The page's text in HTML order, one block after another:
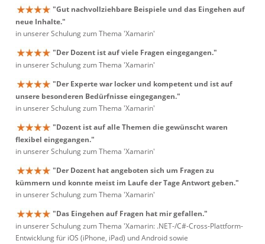
"Gut nachvollziehbare Beispiele und das Eingehen auf
neue Inhalte."
in unserer Schulung zum Thema 'Xamarin'
"Der Dozent ist auf viele Fragen eingegangen."
in unserer Schulung zum Thema 'Xamarin'
"Der Experte war locker und kompetent und ist auf
unsere besonderen Bedürfnisse eingegangen."
in unserer Schulung zum Thema 'Xamarin'
"Dozent ist auf alle Themen die gewünscht waren
flexibel eingegangen."
in unserer Schulung zum Thema 'Xamarin'
"Der Dozent hat angeboten sich um Fragen zu
kümmern und konnte meist im Laufe der Tage Antwort geben."
in unserer Schulung zum Thema 'Xamarin'
"Das Eingehen auf Fragen hat mir gefallen."
in unserer Schulung zum Thema 'Xamarin: .NET-/C#-Cross-Plattform-
Entwicklung für iOS (iPhone, iPad) und Android sowie